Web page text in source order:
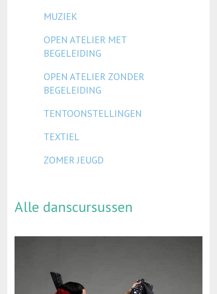
MUZIEK
OPEN ATELIER MET
BEGELEIDING
OPEN ATELIER ZONDER
BEGELEIDING
TENTOONSTELLINGEN
TEXTIEL
ZOMER JEUGD
Alle danscursussen